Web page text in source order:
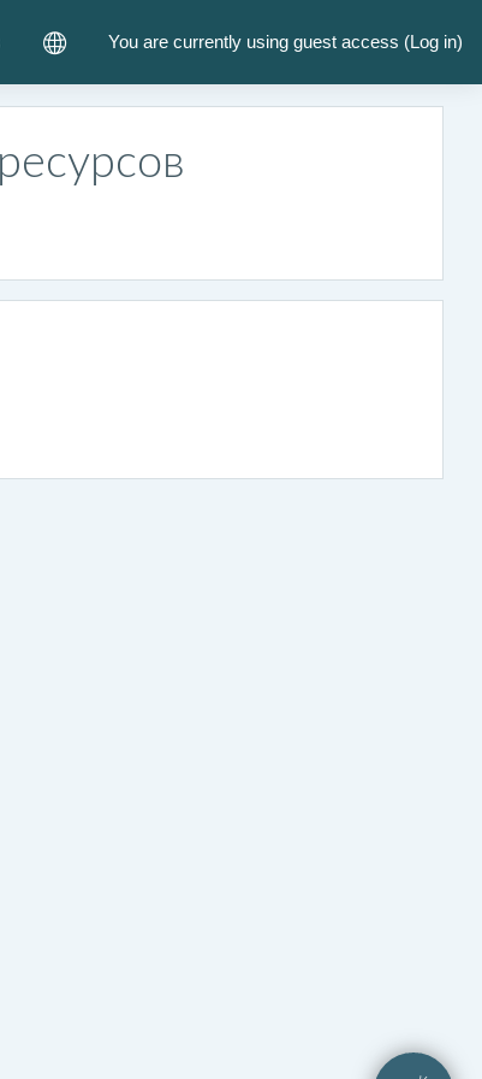
You are currently using guest access (Log in)